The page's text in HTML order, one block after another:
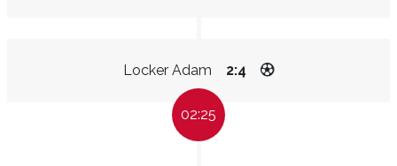
Locker Adam 2:4
02:25